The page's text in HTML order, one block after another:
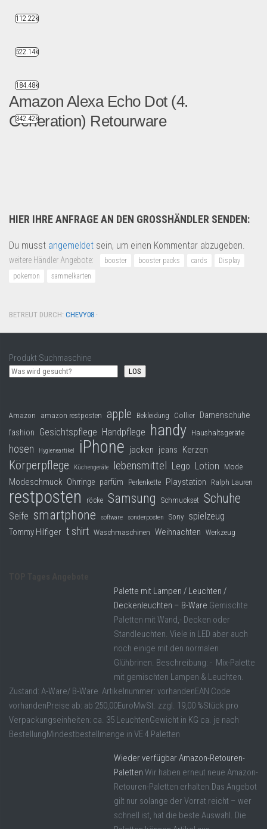
Amazon Alexa Echo Dot (4.
Generation) Retourware
HIER IHRE ANFRAGE AN DEN GROSSHÄNDLER SENDEN:
Du musst angemeldet sein, um einen Kommentar abzugeben.
weitere Händler Angebote: booster booster packs cards
Display
pokemon
sammelkarten
BETREUT DURCH: CHEVY08 ·
Produkt Suchmaschine
LOS
Amazon amazon restposten apple Bekleidung Collier Damenschuhe
fashion Gesichtspflege Handpflege handy Haushaltsgeräte
hosen Hygieneartikel iPhone jacken jeans Kerzen
Körperpflege Küchengeräte lebensmittel Lego Lotion Mode
Modeschmuck Ohrringe parfüm Perlenkette Playstation Ralph Lauren
restposten röcke Samsung Schmuckset Schuhe
Seife smartphone software sonderposten Sony spielzeug
Tommy Hilfiger t shirt Waschmaschinen Weihnachten Werkzeug
Palette mit Lampen / Leuchten /
Deckenleuchten – B-Ware Gemischte
Paletten mit Wand,- Decken oder
Standleuchten. Viele in LED aber auch
noch einige mit den normalen
Glühbrinen. Beschreibung: - Mix-Palette
mit gemischten Lampen & Leuchten.
Zustand: A-Ware/ B-Ware Artikelnummer: vorhandenEAN Code
vorhandenPreise ab: ab 250,00EuroMwSt. zzgl. 19,00 %Stück pro
Verpackungseinheiten: ca. 35 LeuchtenGewicht in KG ca. je nach
BestellungMindestbestellmenge in VE 4 Paletten
Wieder verfügbar Amazon-Retouren-
Paletten Wir haben erneut neue Amazon-
Retouren-Paletten erhalten.Das Angebot
gilt nur solange der Vorrat reicht – wer
schnell ist, hat die beste Auswahl. Die
112.22k
522.14k
184.48k
342.42k